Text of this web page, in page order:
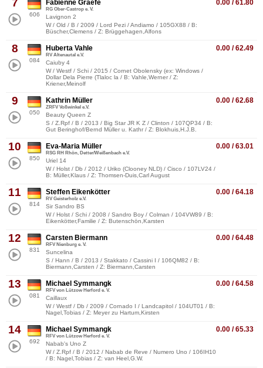
7
606
0.00 / 61.80
Fabienne Graefe
RG Ober-Castrop e. V.
Lavignon 2
W / Old / B / 2009 / Lord Pezi / Andiamo / 105GX88 / B:
Büscher,Clemens / Z: Brüggehagen,Alfons
8
084
0.00 / 62.49
Huberta Vahle
RV Altenautal e.V.
Caiuby 4
W / Westf / Schi / 2015 / Cornet Obolensky (ex: Windows /
Dollar Dela Pierre (Tlaloc la / B: Vahle,Werner / Z:
Kriener,Meinolf
9
050
0.00 / 62.68
Kathrin Müller
ZRFV Voßwinkel e.V.
Beauty Queen Z
S / Z.Rpf / B / 2013 / Big Star JR K Z / Clinton / 107QP34 / B:
Gut Beringhof/Bernd Müller u. Kathr / Z: Blokhuis,H.J.B.
10
850
0.00 / 63.01
Eva-Maria Müller
RSG RH Rhön, Detter/Weißenbach e.V.
Uriel 14
W / Holst / Db / 2012 / Uriko (Clooney NLD) / Cisco / 107LV24 /
B: Müller,Klaus / Z: Thomsen-Duis,Carl August
11
814
0.00 / 64.18
Steffen Eikenkötter
RV Geisterholz e.V.
Sir Sandro BS
W / Holst / Schi / 2008 / Sandro Boy / Colman / 104VW89 / B:
Eikenkötter,Familie / Z: Butenschön,Karsten
12
831
0.00 / 64.48
Carsten Biermann
RFV Nienburg e. V.
Suncelina
S / Hann / B / 2013 / Stakkato / Cassini I / 106QM82 / B:
Biermann,Carsten / Z: Biermann,Carsten
13
081
0.00 / 64.58
Michael Symmangk
RFV von Lützow Herford e. V.
Caillaux
W / Westf / Db / 2009 / Cornado I / Landcapitol / 104UT01 / B:
Nagel,Tobias / Z: Meyer zu Hartum,Kirsten
14
692
0.00 / 65.33
Michael Symmangk
RFV von Lützow Herford e. V.
Nabab's Uno Z
W / Z.Rpf / B / 2012 / Nabab de Reve / Numero Uno / 106IH10
/ B: Nagel,Tobias / Z: van Heel,G.W.